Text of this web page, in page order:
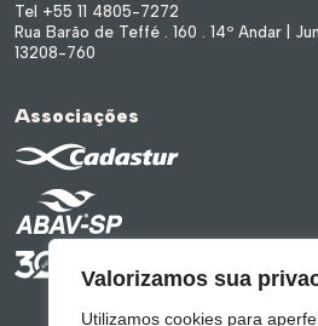
Tel +55 11 4805-7272
Rua Barão de Teffé . 160 . 14º Andar |
13208-760
Associações
Valorizamos sua
Utilizamos cookies para